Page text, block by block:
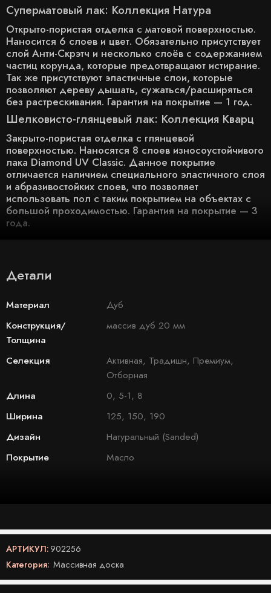
Суперматовый лак: Коллекция Натура
Открыто-пористая отделка с матовой поверхностью.
Наносится 6 слоев и цвет. Обязательно присутствует
слой Анти-Скрэтч и несколько слоёв с содержанием
частиц корунда, которые предотвращают истирание.
Так же присутствуют эластичные слои, которые
позволяют дереву дышать, сужаться/расширяться
без растрескивания. Гарантия на покрытие — 1 год.
Шелковисто-глянцевый лак: Коллекция Кварц
Закрыто-пористая отделка с глянцевой
поверхностью. Наносятся 8 слоев износоустойчивого
лака Diamond UV Classic. Данное покрытие
отличается наличием специального эластичного слоя
и абразивостойких слоев, что позволяет
использовать пол с таким покрытием на объектах с
большой проходимостью. Гарантия на покрытие — 3
года.
Детали
Материал
Дуб
Конструкция/
Толщина
массив дуб 20 мм
Селекция
Активная, Традишн, Премиум,
Отборная
Длина
0, 5-1, 8
Ширина
125, 150, 190
Дизайн
Натуральный (Sanded)
Покрытие
Масло
АРТИКУЛ:902256
Категория: Массивная доска